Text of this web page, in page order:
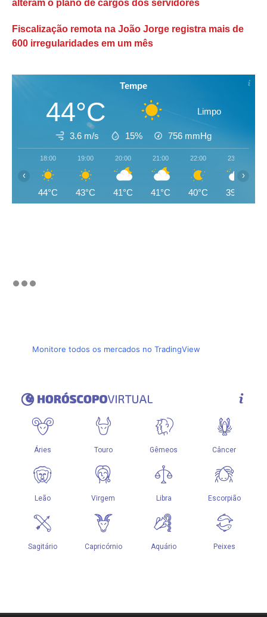
alteram o plano de cargos dos servidores
Fiscalização remota na João Jorge registra mais de
600 irregularidades em um mês
Tempe
44°C Limpo
3.6 m/s 15% 756 mmHg
18:00
44°C
19:00
43°C
20:00
41°C
21:00
41°C
22:00
40°C
23:00
39°C
‹ ›
Monitore todos os mercados no TradingView